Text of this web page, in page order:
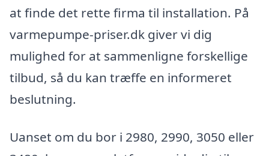
at finde det rette firma til installation. På
varmepumpe-priser.dk giver vi dig
mulighed for at sammenligne forskellige
tilbud, så du kan træffe en informeret
beslutning.
Uanset om du bor i 2980, 2990, 3050 eller